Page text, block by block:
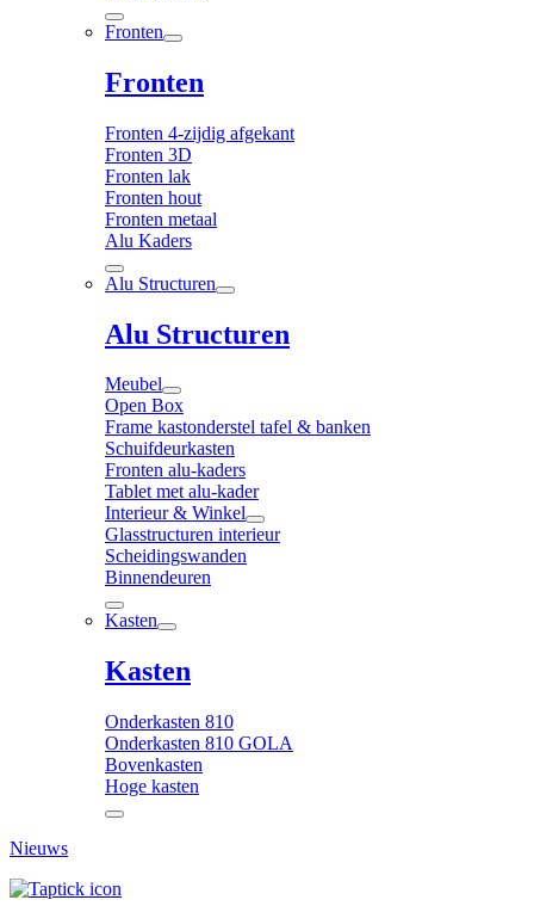
Fronten
Fronten
Fronten 4-zijdig afgekant
Fronten 3D
Fronten lak
Fronten hout
Fronten metaal
Alu Kaders
Alu Structuren
Alu Structuren
Meubel
Open Box
Frame kastonderstel tafel & banken
Schuifdeurkasten
Fronten alu-kaders
Tablet met alu-kader
Interieur & Winkel
Glasstructuren interieur
Scheidingswanden
Binnendeuren
Kasten
Kasten
Onderkasten 810
Onderkasten 810 GOLA
Bovenkasten
Hoge kasten
Nieuws